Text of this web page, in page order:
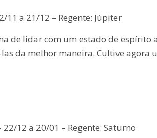
11 a 21/12 – Regente: Júpiter
de lidar com um estado de espírito
da melhor maneira. Cultive agora
22/12 a 20/01 – Regente: Saturno